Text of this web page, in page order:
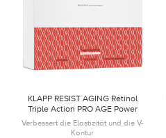
KLAPP RESIST AGING Retinol
Triple Action PRO AGE Power
Trio SET
Verbessert die Elastizität und die V-
Kontur